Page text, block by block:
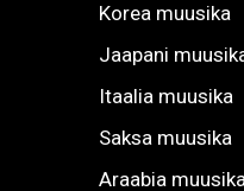
Korea muusika
Jaapani
Itaalia muusika
Saksa muusika
Araabia